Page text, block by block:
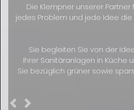
Die Klempner unserer
jedes Problem und jede Idee
Sie begleiten Sie von der
Ihrer Sanitäranlagen in Küche
Sie bezüglich grüner sowie
Previous